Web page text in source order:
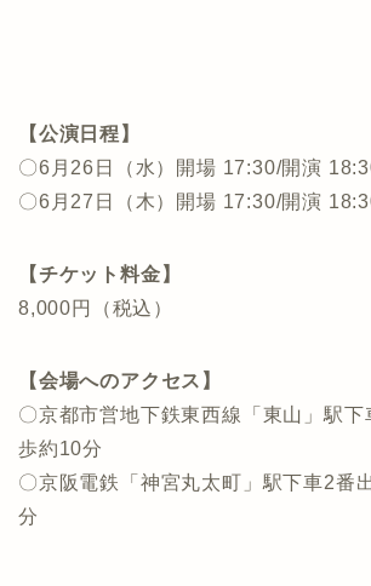
【公演日程】
〇6月26日（水）開場 17:30/開演
〇6月27日（木）開場 17:30/開演
【チケット料金】
8,000円（税込）
【会場へのアクセス】
〇京都市営地下鉄東西線「東山」駅下
歩約10分
〇京阪電鉄「神宮丸太町」駅下車2番
分